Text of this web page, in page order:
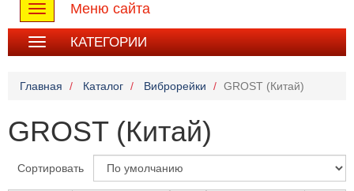
Toggle
navigation
Меню сайта
КАТЕГОРИИ
Главная Каталог Виброрейки GROST (Китай)
GROST (Китай)
Сортировать